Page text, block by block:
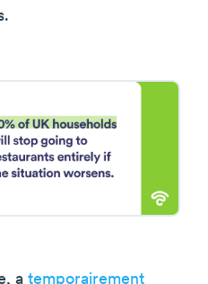
a temporairement